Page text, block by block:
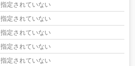
指定されていない
指定されていない
指定されていない
指定されていない
指定されていない